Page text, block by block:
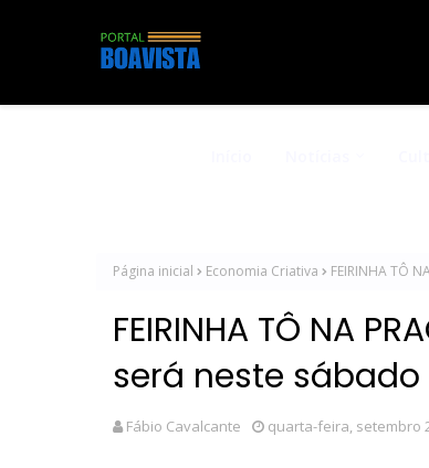
Página inicial Economia Criativa FEIRINHA TÔ
FEIRINHA TÔ NA
será neste sábado
Fábio Cavalcante quarta-feira, setembro